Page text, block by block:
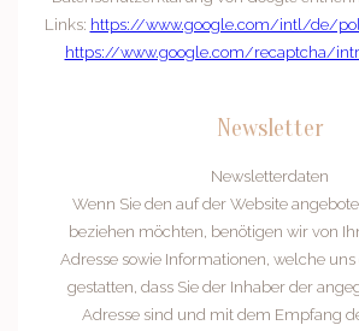
Links: https://www.google.com/intl/de/
https://www.google.com/recaptcha/
Newsletter
Newsletterdaten
Wenn Sie den auf der Website
beziehen möchten, benötigen wir von
Adresse sowie Informationen, welche
gestatten, dass Sie der Inhaber der
Adresse sind und mit dem Empfang